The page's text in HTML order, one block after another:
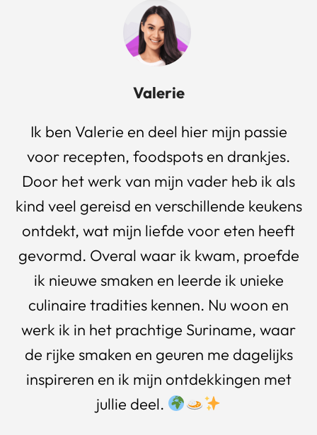
Valerie
Ik ben Valerie en deel hier mijn passie
voor recepten, foodspots en drankjes.
Door het werk van mijn vader heb ik als
kind veel gereisd en verschillende keukens
ontdekt, wat mijn liefde voor eten heeft
gevormd. Overal waar ik kwam, proefde
ik nieuwe smaken en leerde ik unieke
culinaire tradities kennen. Nu woon en
werk ik in het prachtige Suriname, waar
de rijke smaken en geuren me dagelijks
inspireren en ik mijn ontdekkingen met
jullie deel.